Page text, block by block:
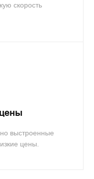
скорость
выстроенные
цены.